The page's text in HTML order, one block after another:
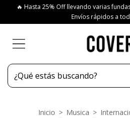
🔥 Hasta 25% Off llevando varias
Envíos rápidos a
Inicio > Musica >